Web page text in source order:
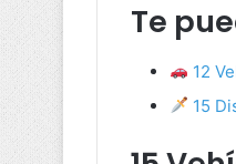
Te
12
15